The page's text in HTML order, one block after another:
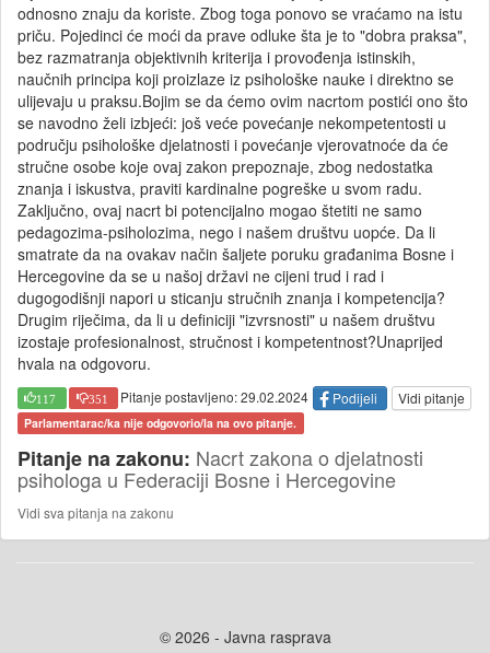
odnosno znaju da koriste. Zbog toga ponovo se vraćamo na istu
priču. Pojedinci će moći da prave odluke šta je to "dobra praksa",
bez razmatranja objektivnih kriterija i provođenja istinskih,
naučnih principa koji proizlaze iz psihološke nauke i direktno se
ulijevaju u praksu.Bojim se da ćemo ovim nacrtom postići ono što
se navodno želi izbjeći: još veće povećanje nekompetentosti u
području psihološke djelatnosti i povećanje vjerovatnoće da će
stručne osobe koje ovaj zakon prepoznaje, zbog nedostatka
znanja i iskustva, praviti kardinalne pogreške u svom radu.
Zaključno, ovaj nacrt bi potencijalno mogao štetiti ne samo
pedagozima-psiholozima, nego i našem društvu uopće. Da li
smatrate da na ovakav način šaljete poruku građanima Bosne i
Hercegovine da se u našoj državi ne cijeni trud i rad i
dugogodišnji napori u sticanju stručnih znanja i kompetencija?
Drugim riječima, da li u definiciji "izvrsnosti" u našem društvu
izostaje profesionalnost, stručnost i kompetentnost?Unaprijed
hvala na odgovoru.
117 351 Pitanje postavljeno: 29.02.2024 Podijeli Vidi pitanje
Parlamentarac/ka nije odgovorio/la na ovo pitanje.
Pitanje na zakonu: Nacrt zakona o djelatnosti
psihologa u Federaciji Bosne i Hercegovine
Vidi sva pitanja na zakonu
© 2026 - Javna rasprava